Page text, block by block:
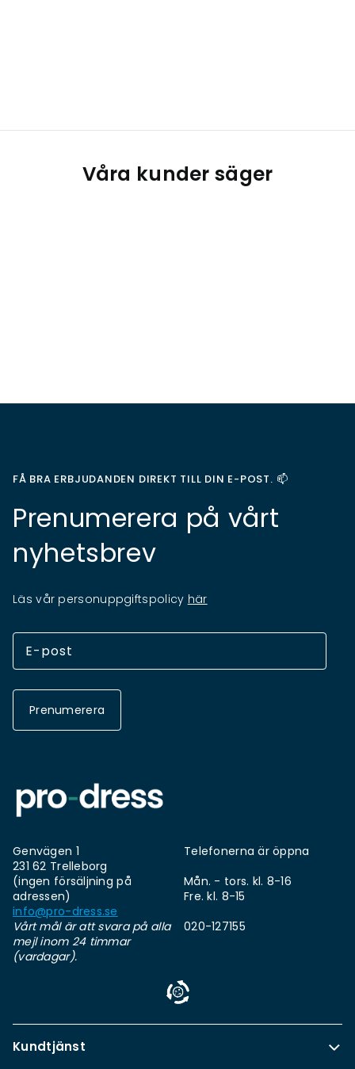
Våra kunder säger
FÅ BRA ERBJUDANDEN DIREKT TILL DIN E-POST. 📫
Prenumerera på vårt
nyhetsbrev
Läs vår personuppgiftspolicy här
Prenumerera
Genvägen 1
231 62 Trelleborg
(ingen försäljning på
adressen)
info@pro-dress.se
Vårt mål är att svara på alla
mejl inom 24 timmar
(vardagar).
Telefonerna är öppna
Mån. - tors. kl. 8-16
Fre. kl. 8-15
020-127155
Kundtjänst